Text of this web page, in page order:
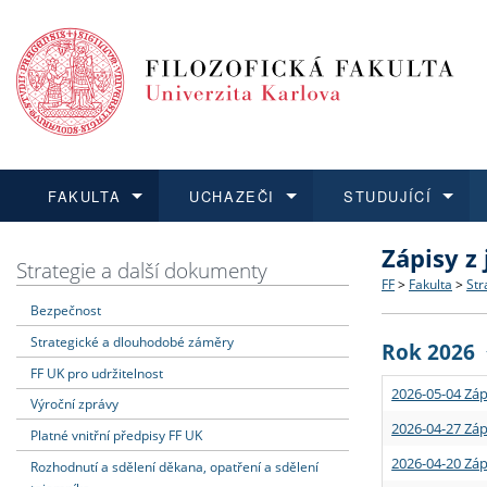
FAKULTA
Dozvědět se více
Struktura
Strategie
Podpora
UCHAZEČI
Podat přihlášku
Co
Učitelské
STUDUJÍCÍ
Dozvědět se více
Rigorózní
Dozvědět se více
O vědě a
Granty a
Dozvědět se více
Aktuální
Strategie a další dokumenty
Bezpečnost
Strategické a dlouhodobé záměry
FF UK pro udržitelnost
Výroční zprávy
Platné vnitřní předpisy FF UK
Rozhodnutí a sdělení děkana, opatření a sdělení
Zápisy
FF > Fakulta >
Rok 2026
2026-05-04
2026-04-27
2026-04-20